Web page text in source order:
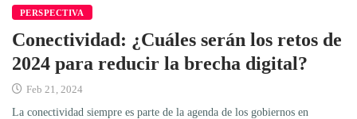
PERSPECTIVA
Conectividad: ¿Cuáles serán los retos de
2024 para reducir la brecha digital?
Feb 21, 2024
La conectividad siempre es parte de la agenda de los gobiernos en